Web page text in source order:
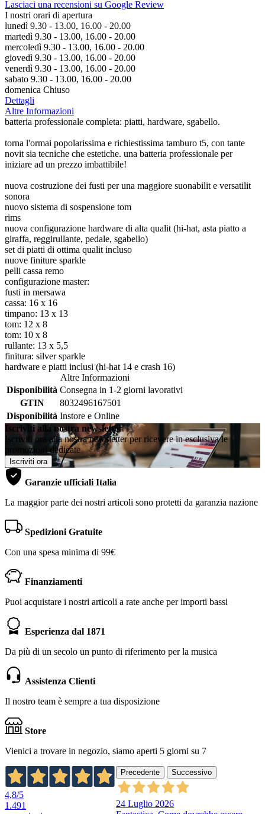
Lasciaci una recensioni su Google Review
I nostri orari di apertura
lunedì 9.30 - 13.00, 16.00 - 20.00
martedì 9.30 - 13.00, 16.00 - 20.00
mercoledì 9.30 - 13.00, 16.00 - 20.00
giovedì 9.30 - 13.00, 16.00 - 20.00
venerdì 9.30 - 13.00, 16.00 - 20.00
sabato 9.30 - 13.00, 16.00 - 20.00
domenica Chiuso
Dettagli
Altre Informazioni
batteria professionale completa: piatti, hardware, sgabello.
torna l'ormai popolarissima e richiestissima tamburo t5, con tante
novit sia tecniche che estetiche. una batteria professionale per
iniziare ad un prezzo imbattibile!
nuova costruzione dei fusti per una maggiore suonabilit e versatilit
sonora
nuovo sistema di sospensione tom
rims
nuova configurazione hardware di alta qualit (hi-hat, asta piatto a
giraffa, reggirullante, pedale, sgabello)
set di piatti di ottima qualit incluso
nuove finiture sparkle
pelli cassa remo
configurazione master:
fusti in mersawa
cassa: 16 x 16
timpano: 13 x 13
tom: 12 x 8
tom: 10 x 8
rullante: 13 x 5,5
finitura: silver sparkle
hardware e piatti inclusi (hi-hat 14 e crash 16)
Altre Informazioni
Disponibilità Consegna in 1-2 giorni lavorativi
GTIN
8032496167501
Disponibilità Instore e Online
Iscriviti alla nostra newsletter
Iscriviti ora alla nostra newsletter per ricevere in esclusiva le
promozioni dedicate
Iscriviti ora
Garanzie ufficiali Italia
La maggior parte dei nostri articoli sono protetti da garanzia nazione
Spedizioni Gratuite
Con una spesa minima di 99€
Finanziamenti
Puoi acquistare i nostri articoli a rate anche per importi bassi
Esperienza dal 1871
Da più di un secolo un punto di riferimento per la musica
Assistenza Clienti
Il nostro team è sempre a tua disposizione
Store
Vienici a trovare in negozio, siamo aperti 5 giorni su 7
4,8/5
1.491
Precedente Successivo
24 Luglio 2026